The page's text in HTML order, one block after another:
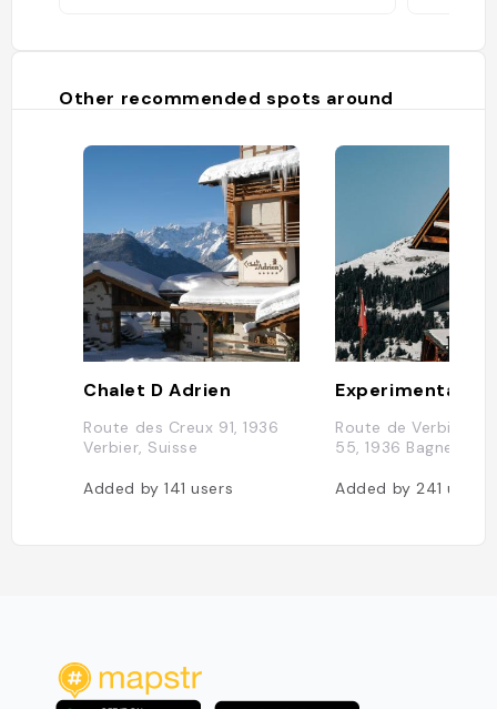
Other recommended spots around
Chalet D Adrien
Route des Creux 91, 1936
Verbier, Suisse
Added by141users
Experimental
Route de Verbier
55, 1936 Bagnes,
Added by 241users